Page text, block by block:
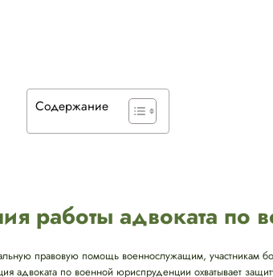
Содержание
работы адвоката по
правовую помощь военнослужащим, участникам
адвоката по военной юриспруденции охватывает